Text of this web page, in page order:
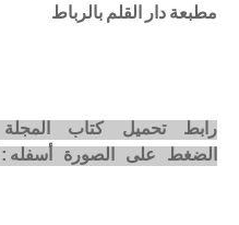
مطبعة دار القلم بالرباط
الضغط على الصورة أسفله: